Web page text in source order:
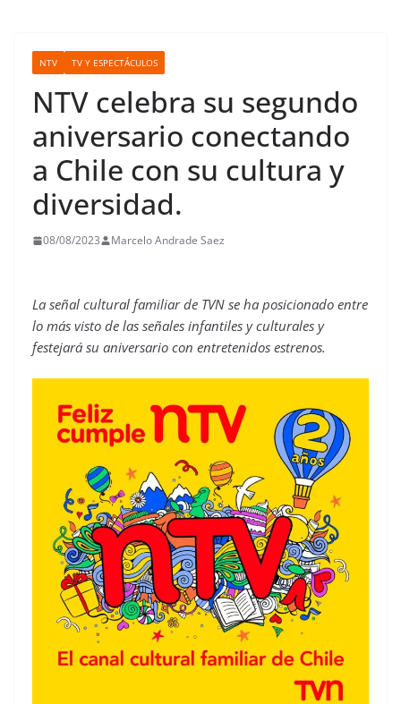
NTV TV Y ESPECTÁCULOS
NTV celebra su segundo
aniversario conectando
a Chile con su cultura y
diversidad.
08/08/2023 Marcelo Andrade Saez
La señal cultural familiar de TVN se ha posicionado entre
lo más visto de las señales infantiles y culturales y
festejará su aniversario con entretenidos estrenos.